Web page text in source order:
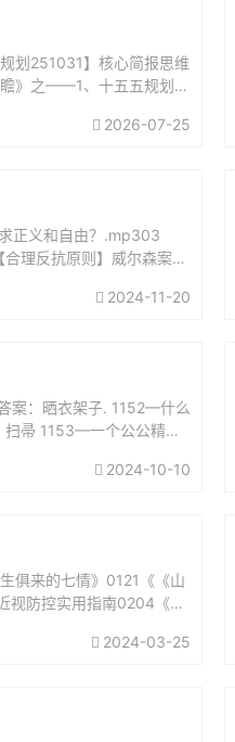
划251031】核心简报思维
》之——1、十五五规划前
2026-07-25
正义和自由？.mp303
理反抗原则】威尔森案：
2024-11-20
案：晒衣架子. 1152—什么
扫帚 1153—一个公公精神
2024-10-10
俱来的七情》0121《《山
视防控实用指南0204《像
2024-03-25